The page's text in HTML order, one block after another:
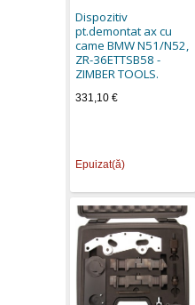
Dispozitiv
pt.demontat ax cu
came BMW N51/N52,
ZR-36ETTSB58 -
ZIMBER TOOLS.
331,10 €
Epuizat(ă)